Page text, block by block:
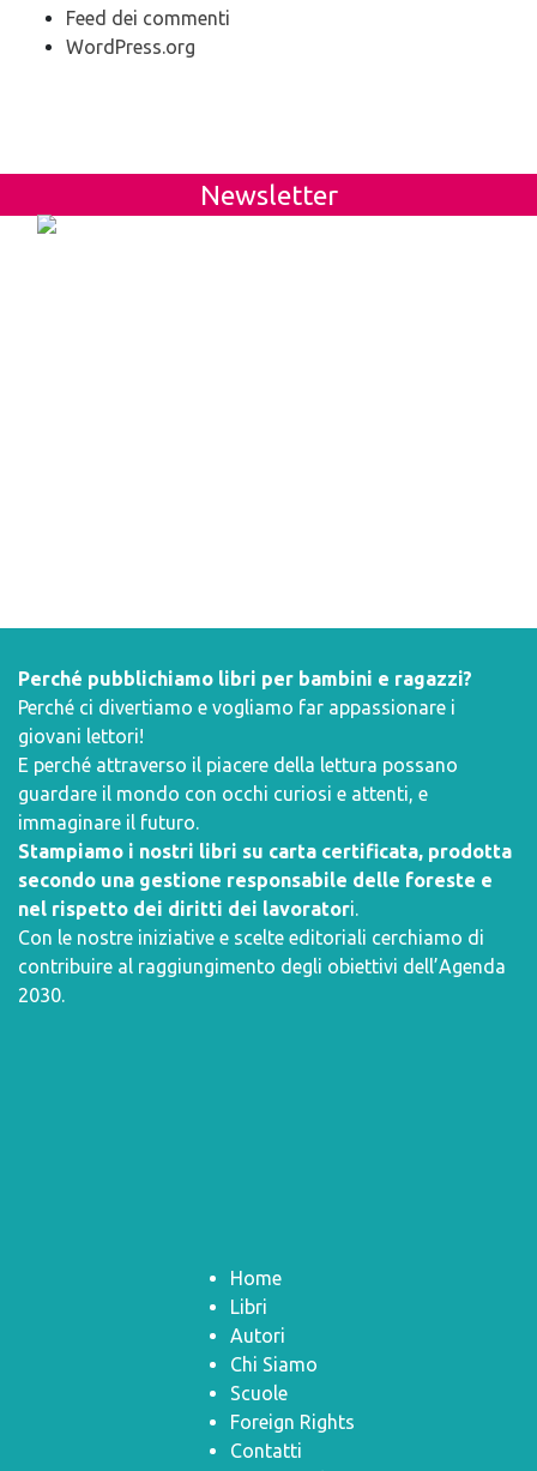
Feed dei commenti
WordPress.org
Newsletter
Perché pubblichiamo libri per bambini e ragazzi?
Perché ci divertiamo e vogliamo far appassionare i
giovani lettori!
E perché attraverso il piacere della lettura possano
guardare il mondo con occhi curiosi e attenti, e
immaginare il futuro.
Stampiamo i nostri libri su carta certificata, prodotta
secondo una gestione responsabile delle foreste e
nel rispetto dei diritti dei lavoratori.
Con le nostre iniziative e scelte editoriali cerchiamo di
contribuire al raggiungimento degli obiettivi dell’Agenda
2030.
Home
Libri
Autori
Chi Siamo
Scuole
Foreign Rights
Contatti